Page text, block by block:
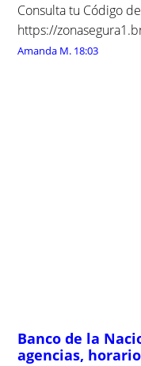
Consulta tu Código
https://
Amanda M. 18:03
Banco de la
agencias,